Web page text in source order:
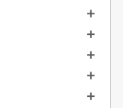
add
add
add
add
add